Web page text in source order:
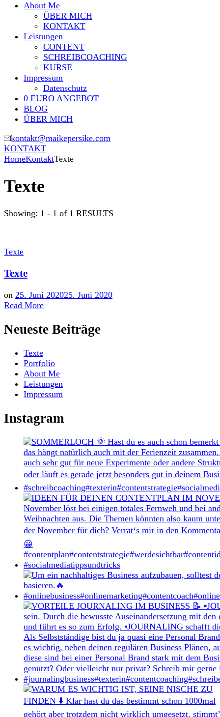
About Me
ÜBER MICH
KONTAKT
Leistungen
CONTENT
SCHREIBCOACHING
KURSE
Impressum
Datenschutz
0 EURO ANGEBOT
BLOG
ÜBER MICH
kontakt@maikepersike.com
KONTAKT
HomeKontaktTexte
Texte
Showing: 1 - 1 of 1 RESULTS
Texte
Texte
on 25. Juni 202025. Juni 2020
Read More
Neueste Beiträge
Texte
Portfolio
About Me
Leistungen
Impressum
Instagram